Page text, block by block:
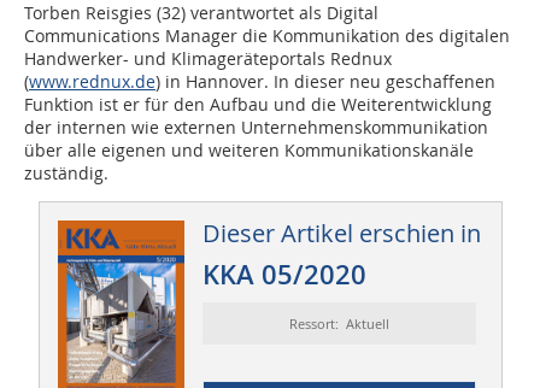
Torben Reisgies (32) verantwortet als Digital
Communications Manager die Kommunikation des digitalen
Handwerker- und Klimageräteportals Rednux
(www.rednux.de) in Hannover. In dieser neu geschaffenen
Funktion ist er für den Aufbau und die Weiterentwicklung
der internen wie externen Unternehmenskommunikation
über alle eigenen und weiteren Kommunikationskanäle
zuständig.
Dieser Artikel erschien in
KKA 05/2020
Ressort: Aktuell